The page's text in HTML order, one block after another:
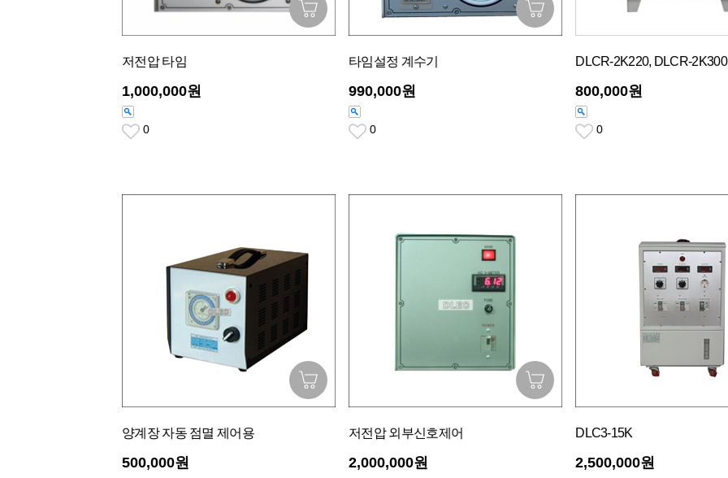
저전압 타임
1,000,000원
0
타임설정 계수기
990,000원
0
DLCR-2K220, DLCR-2K300
800,000원
0
양계장 자동 점멸 제어용
500,000원
저전압 외부신호제어
2,000,000원
DLC3-15K
2,500,000원